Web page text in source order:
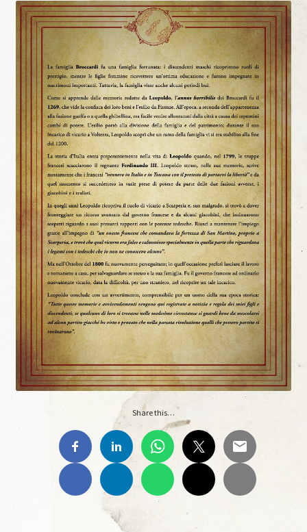
Materiale Scuola-Lavoro Liceo “C. Lorenzini”
Anno Scolastico 2017/2018
Materiale Scuola-Lavoro Liceo “C. Lorenzini”
Ante Litteram
Ante Litteram, 1, 2018
Ante Litteram, 2, 2019
Ante Litteram, 3, 2026
Archivi Multimediali
Archivio Immagini
Archivio Video
Audioguida Le carte Svelate
Audioguida Venturi
Biblioteca
Share this…